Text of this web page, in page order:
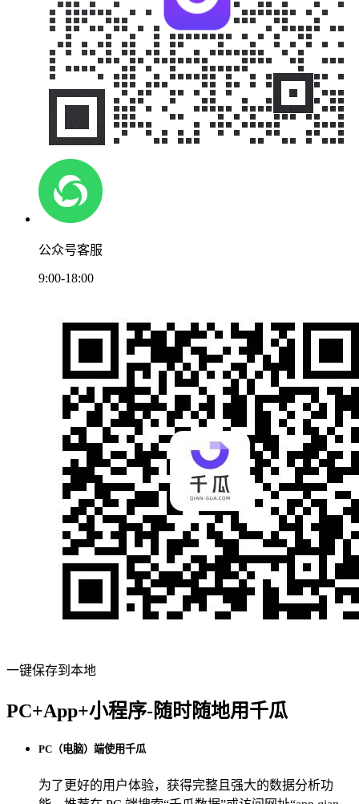
公众号客服
9:00-18:00
一键保存到本地
PC+App+小程序-随时随地用千瓜
PC（电脑）端使用千瓜
为了更好的用户体验，获得完整且强大的数据分析功